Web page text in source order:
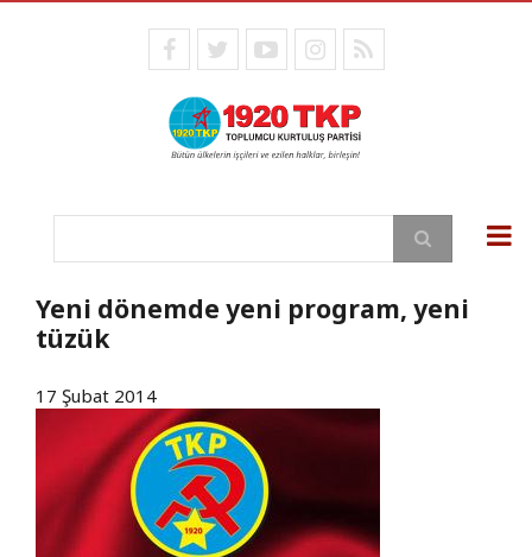
facebooktwitteryoutubeinstagram
RSS
Ara
Yeni dönemde yeni program, yeni
tüzük
17 Şubat 2014